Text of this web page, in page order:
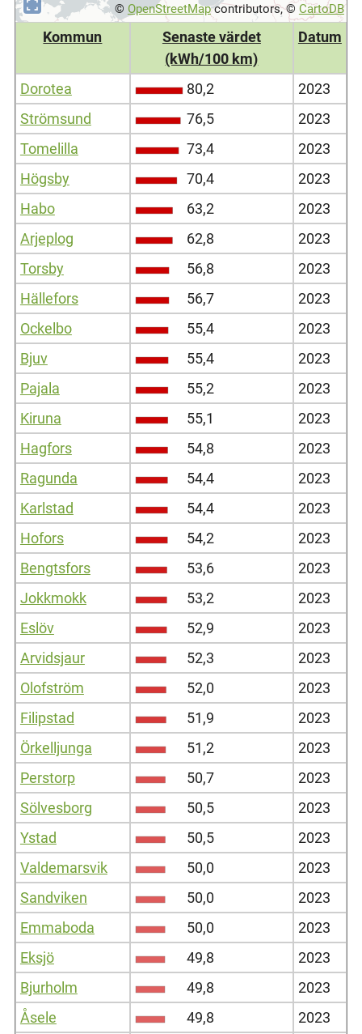
© OpenStreetMapcontributors, © CartoDB
Kommun
Senaste värdet
(kWh/100 km)
Datum
Dorotea 80,2
2023
Strömsund
76,5
2023
Tomelilla
73,4
2023
Högsby
70,4
2023
Habo
63,2
2023
Arjeplog
62,8
2023
Torsby
56,8
2023
Hällefors
56,7
2023
Ockelbo
55,4
2023
Bjuv
55,4
2023
Pajala
55,2
2023
Kiruna
55,1
2023
Hagfors
54,8
2023
Ragunda
54,4
2023
Karlstad
54,4
2023
Hofors
54,2
2023
Bengtsfors
53,6
2023
Jokkmokk
53,2
2023
Eslöv
52,9
2023
Arvidsjaur
52,3
2023
Olofström
52,0
2023
Filipstad
51,9
2023
Örkelljunga
51,2
2023
Perstorp
50,7
2023
Sölvesborg
50,5
2023
Ystad
50,5
2023
Valdemarsvik
50,0
2023
Sandviken
50,0
2023
Emmaboda
50,0
2023
Eksjö
49,8
2023
Bjurholm
49,8
2023
Åsele
49,8
2023